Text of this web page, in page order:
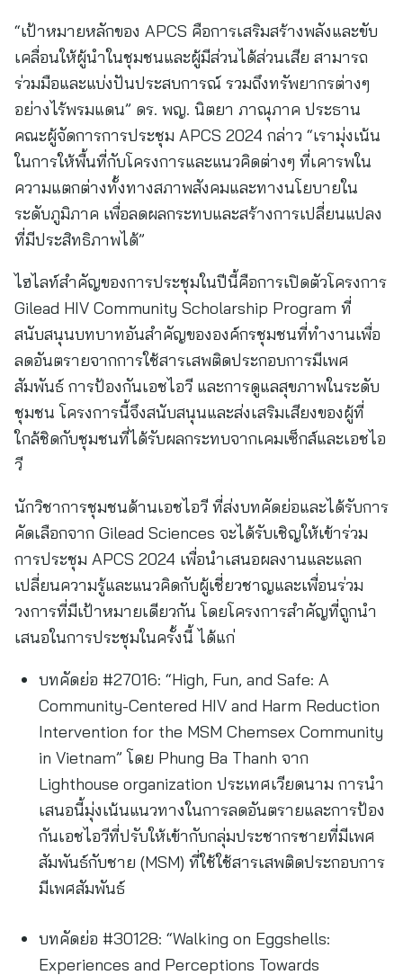
“เป้าหมายหลักของ APCS คือการเสริมสร้างพลังและขับ
เคลื่อนให้ผู้นำในชุมชนและผู้มีส่วนได้ส่วนเสีย สามารถ
ร่วมมือและแบ่งปันประสบการณ์ รวมถึงทรัพยากรต่างๆ
อย่างไร้พรมแดน” ดร. พญ. นิตยา ภาณุภาค ประธาน
คณะผู้จัดการการประชุม APCS 2024 กล่าว “เรามุ่งเน้น
ในการให้พื้นที่กับโครงการและแนวคิดต่างๆ ที่เคารพใน
ความแตกต่างทั้งทางสภาพสังคมและทางนโยบายใน
ระดับภูมิภาค เพื่อลดผลกระทบและสร้างการเปลี่ยนแปลง
ที่มีประสิทธิภาพได้”
ไฮไลท์สำคัญของการประชุมในปีนี้คือการเปิดตัวโครงการ
Gilead HIV Community Scholarship Program ที่
สนับสนุนบทบาทอันสำคัญขององค์กรชุมชนที่ทำงานเพื่อ
ลดอันตรายจากการใช้สารเสพติดประกอบการมีเพศ
สัมพันธ์ การป้องกันเอชไอวี และการดูแลสุขภาพในระดับ
ชุมชน โครงการนี้จึงสนับสนุนและส่งเสริมเสียงของผู้ที่
ใกล้ชิดกับชุมชนที่ได้รับผลกระทบจากเคมเซ็กส์และเอชไอ
วี
นักวิชาการชุมชนด้านเอชไอวี ที่ส่งบทคัดย่อและได้รับการ
คัดเลือกจาก Gilead Sciences จะได้รับเชิญให้เข้าร่วม
การประชุม APCS 2024 เพื่อนำเสนอผลงานและแลก
เปลี่ยนความรู้และแนวคิดกับผู้เชี่ยวชาญและเพื่อนร่วม
วงการที่มีเป้าหมายเดียวกัน โดยโครงการสำคัญที่ถูกนำ
เสนอในการประชุมในครั้งนี้ ได้แก่
บทคัดย่อ #27016: “High, Fun, and Safe: A
Community-Centered HIV and Harm Reduction
Intervention for the MSM Chemsex Community
in Vietnam” โดย Phung Ba Thanh จาก
Lighthouse organization ประเทศเวียดนาม การนำ
เสนอนี้มุ่งเน้นแนวทางในการลดอันตรายและการป้อง
กันเอชไอวีที่ปรับให้เข้ากับกลุ่มประชากรชายที่มีเพศ
สัมพันธ์กับชาย (MSM) ที่ใช้ใช้สารเสพติดประกอบการ
มีเพศสัมพันธ์
บทคัดย่อ #30128: “Walking on Eggshells:
Experiences and Perceptions Towards